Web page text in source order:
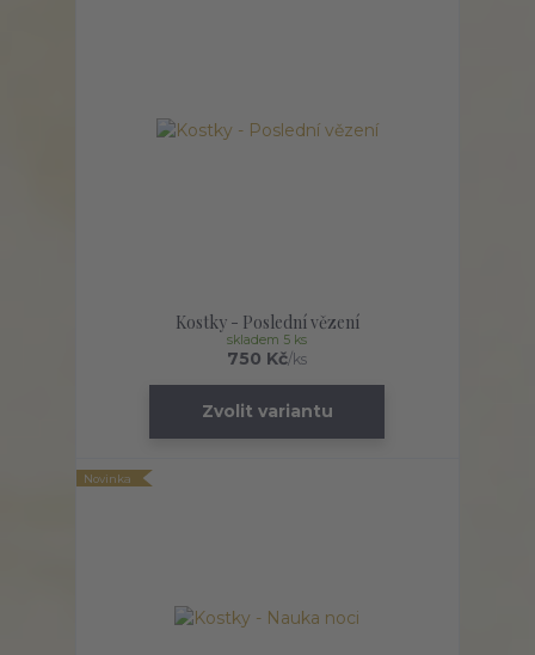
Kostky - Poslední vězení
750 Kč/ks
skladem 5 ks
Zvolit variantu
Novinka